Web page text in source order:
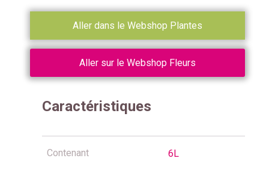
Aller dans le Webshop Plantes
Aller sur le Webshop Fleurs
Caractéristiques
Contenant 6L